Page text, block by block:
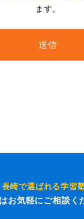
ます。
崎で選ばれる学習
お気軽にご相談く